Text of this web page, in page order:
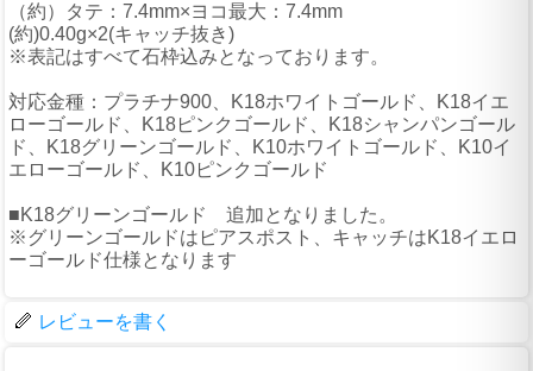
（約）タテ：7.4mm×ヨコ最大：7.4mm
(約)0.40g×2(キャッチ抜き)
※表記はすべて石枠込みとなっております。
対応金種：プラチナ900、K18ホワイトゴールド、K18イエ
ローゴールド、K18ピンクゴールド、K18シャンパンゴール
ド、K18グリーンゴールド、K10ホワイトゴールド、K10イ
エローゴールド、K10ピンクゴールド
■K18グリーンゴールド 追加となりました。
※グリーンゴールドはピアスポスト、キャッチはK18イエロ
ーゴールド仕様となります
レビューを書く